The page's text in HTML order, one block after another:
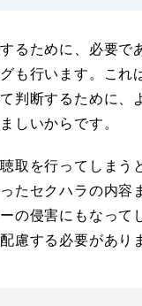
るために、必要で
も行います。これ
判断するために、
しいからです。
取を行ってしまう
たセクハラの内容
の侵害にもなって
慮する必要があり